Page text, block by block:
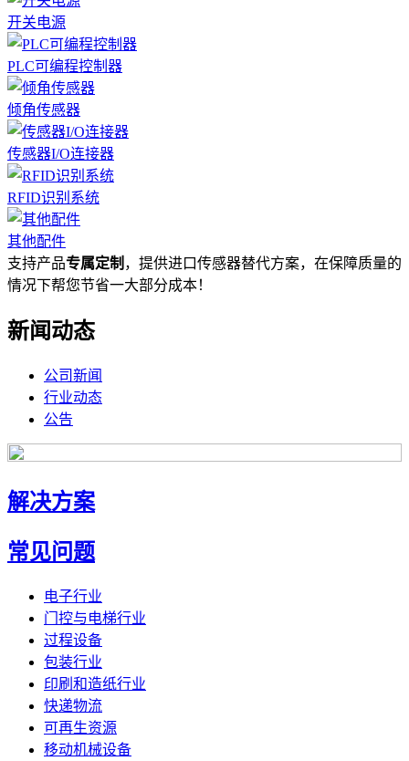
开关电源
PLC可编程控制器
倾角传感器
传感器I/O连接器
RFID识别系统
其他配件
支持产品专属定制 ，提供进口传感器替代方案，在保障质量的
情况下帮您节省一大部分成本！
新闻动态
公司新闻
行业动态
公告
解决方案
常见问题
电子行业
门控与电梯行业
过程设备
包装行业
印刷和造纸行业
快递物流
可再生资源
移动机械设备